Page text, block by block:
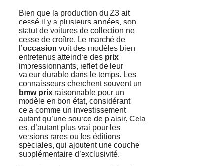
Bien que la production du Z3 ait
cessé il y a plusieurs années, son
statut de voitures de collection ne
cesse de croître. Le marché de
l’occasion voit des modèles bien
entretenus atteindre des prix
impressionnants, reflet de leur
valeur durable dans le temps. Les
connaisseurs cherchent souvent un
bmw prix raisonnable pour un
modèle en bon état, considérant
cela comme un investissement
autant qu’une source de plaisir. Cela
est d’autant plus vrai pour les
versions rares ou les éditions
spéciales, qui ajoutent une couche
supplémentaire d’exclusivité.